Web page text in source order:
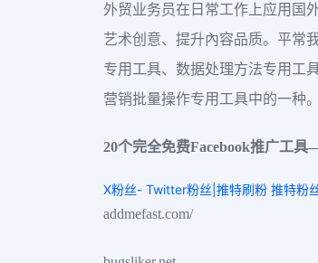
外贸业务员在日常工作上应用国
艺术创意、提升內容品质。平常
专用工具、数据处理方法专用工
营销批量操作专用工具中的一种。
20个完全免费Facebook推广工
X粉丝- Twitter粉丝|推特刷粉 推特粉
addmefast.com/